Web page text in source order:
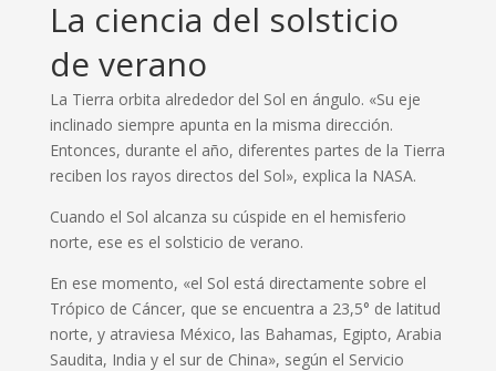
La ciencia del solsticio
de verano
La Tierra orbita alrededor del Sol en ángulo. «Su eje
inclinado siempre apunta en la misma dirección.
Entonces, durante el año, diferentes partes de la Tierra
reciben los rayos directos del Sol», explica la NASA.
Cuando el Sol alcanza su cúspide en el hemisferio
norte, ese es el solsticio de verano.
En ese momento, «el Sol está directamente sobre el
Trópico de Cáncer, que se encuentra a 23,5° de latitud
norte, y atraviesa México, las Bahamas, Egipto, Arabia
Saudita, India y el sur de China», según el Servicio